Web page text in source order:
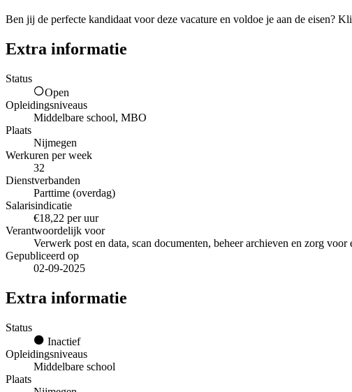
Ben jij de perfecte kandidaat voor deze vacature en voldoe je aan de eisen?
Extra informatie
Status
Open
Opleidingsniveaus
Middelbare school, MBO
Plaats
Nijmegen
Werkuren per week
32
Dienstverbanden
Parttime (overdag)
Salarisindicatie
€18,22 per uur
Verantwoordelijk voor
Verwerk post en data, scan documenten, beheer archieven en zorg
Gepubliceerd op
02-09-2025
Extra informatie
Status
Inactief
Opleidingsniveaus
Middelbare school
Plaats